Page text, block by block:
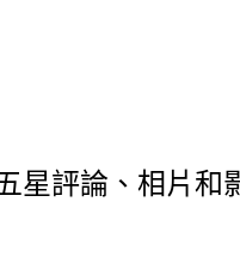
星評論、相片和